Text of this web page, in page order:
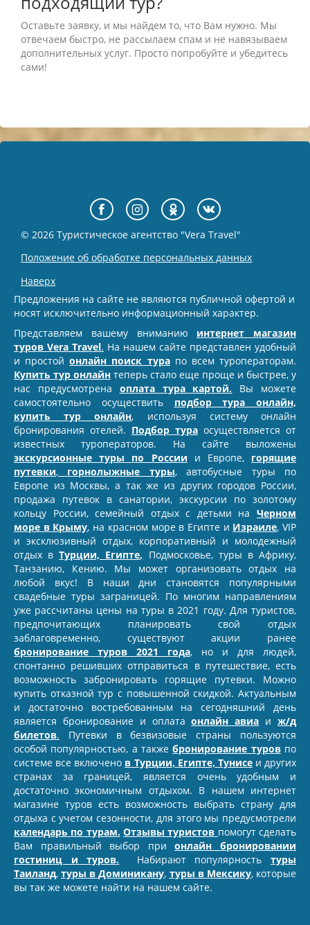
Оставьте заявку, и мы найдем то, что Вам нужно. Мы
отвечаем быстро, не рассылаем спам и не навязываем
дополнительных услуг. Просто попробуйте и убедитесь
сами!
© 2026 Туристическое агентство "Vera Travel"
Положение об обработке персональных данных
Наверх
Предложения на сайте не являются публичной офертой и
носят исключительно информационный характер.
Представляем вашему вниманию интернет магазин
туров Vera Travel. На нашем сайте представлен удобный
и простойонлайн поиск турапо всем туроператорам.
Купить тур онлайн теперь стало еще проще и быстрее, у
нас предусмотрена оплата тура картой. Вы можете
самостоятельно осуществить подбор тура онлайн,
купить тур онлайн, используя систему онлайн
бронирования отелей. Подбор тура осуществляется от
известных туроператоров. На сайте выложены
экскурсионные туры по России и Европе, горящие
путевки, горнолыжные туры,автобусные туры по
Европе из Москвы, а так же из других городов России,
продажа путевок в санатории, экскурсии по золотому
кольцу России, семейный отдых с детьми на Черном
море в Крыму, на красном море в Египте и Израиле, VIP
и эксклюзивный отдых, корпоративный и молодежный
отдых вТурции, Египте, Подмосковье, туры в Африку,
Танзанию, Кению. Мы может организовать отдых на
любой вкус! В наши дни становятся популярными
свадебные туры заграницей. По многим направлениям
уже рассчитаны цены на туры в 2021 году. Для туристов,
предпочитающих планировать свой отдых
заблаговременно, существуют акции ранее
бронирование туров 2021 года, но и для людей,
спонтанно решивших отправиться в путешествие, есть
возможность забронировать горящие путевки. Можно
купить отказной тур с повышенной скидкой. Актуальным
и достаточно востребованным на сегодняшний день
является бронирование и оплатаонлайн авиа иж/д
билетов. Путевки в безвизовые страны пользуются
особой популярностью, а такжебронирование туровпо
системе все включено в Турции, Египте, Тунисеи других
странах за границей, является очень удобным и
достаточно экономичным отдыхом. В нашем интернет
магазине туров есть возможность выбрать страну для
отдыха с учетом сезонности, для этого мы предусмотрели
календарь по турам. Отзывы туристов помогут сделать
Вам правильный выбор прионлайн бронировании
гостиниц и туров. Набирают популярностьтуры
Таиланд,туры в Доминикану, туры в Мексику, которые
вы так же можете найти на нашем сайте.